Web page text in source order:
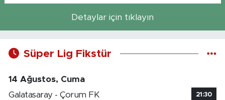
Detaylar için tıklayın
Süper Lig Fikstür
14 Ağustos, Cuma
Galatasaray - Çorum FK
21:30